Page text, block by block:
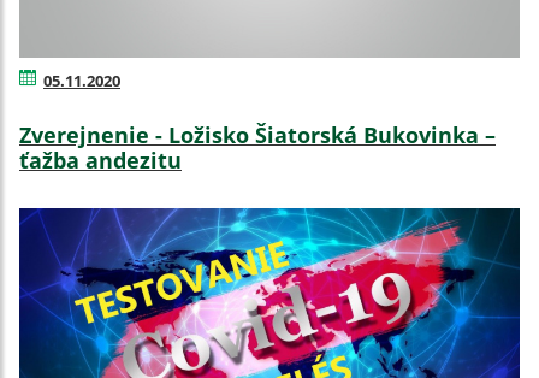
05.11.2020
Zverejnenie - Ložisko Šiatorská Bukovinka –
ťažba andezitu